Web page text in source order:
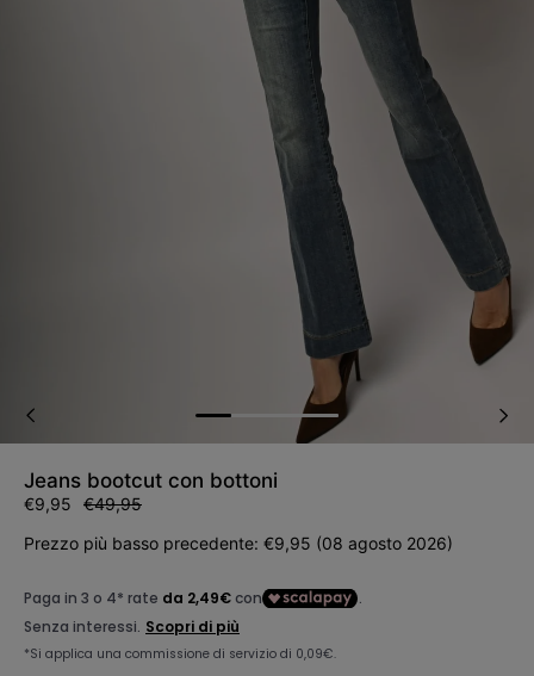
Jeans bootcut con bottoni
Prezzo
vendita
€9,95
Prezzo
listino
€49,95
Prezzo più basso precedente: €9,95 (08 agosto 2026)